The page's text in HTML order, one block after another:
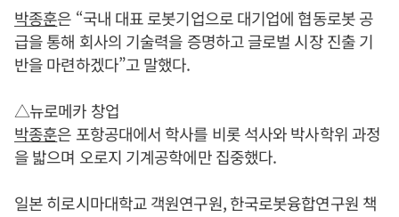
박종훈은 “국내 대표 로봇기업으로 대기업에 협동로봇 공
급을 통해 회사의 기술력을 증명하고 글로벌 시장 진출 기
반을 마련하겠다”고 말했다.
△뉴로메카 창업
박종훈은 포항공대에서 학사를 비롯 석사와 박사학위 과정
을 밟으며 오로지 기계공학에만 집중했다.
일본 히로시마대학교 객원연구원, 한국로봇융합연구원 책